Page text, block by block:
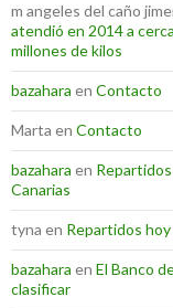
m angeles del caño
atendió en 2014 a
millones de kilos
bazahara en Contacto
Marta en Contacto
bazahara en
Canarias
tyna en Repartidos
bazahara en El Banco
clasificar